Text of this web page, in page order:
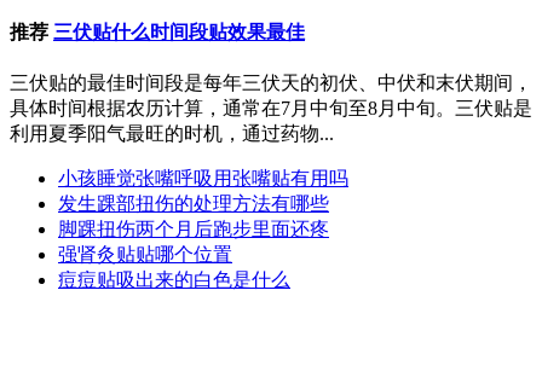
推荐 三伏贴什么时间段贴效果最佳
三伏贴的最佳时间段是每年三伏天的初伏、中伏和末伏期间，
具体时间根据农历计算，通常在7月中旬至8月中旬。三伏贴是
利用夏季阳气最旺的时机，通过药物...
小孩睡觉张嘴呼吸用张嘴贴有用吗
发生踝部扭伤的处理方法有哪些
脚踝扭伤两个月后跑步里面还疼
强肾灸贴贴哪个位置
痘痘贴吸出来的白色是什么